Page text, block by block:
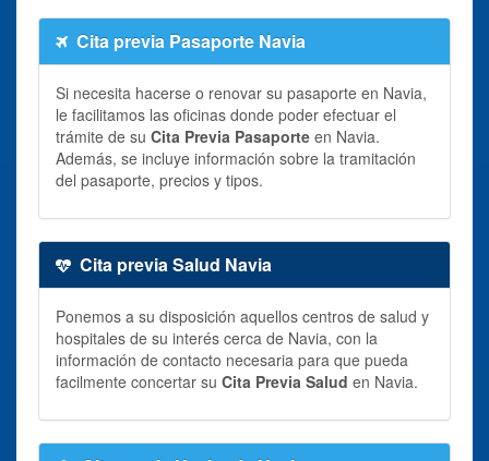
Cita previa Pasaporte Navia
Si necesita hacerse o renovar su pasaporte en Navia,
le facilitamos las oficinas donde poder efectuar el
trámite de su Cita Previa Pasaporte en Navia.
Además, se incluye información sobre la tramitación
del pasaporte, precios y tipos.
Cita previa Salud Navia
Ponemos a su disposición aquellos centros de salud y
hospitales de su interés cerca de Navia, con la
información de contacto necesaria para que pueda
facilmente concertar su Cita Previa Salud en Navia.